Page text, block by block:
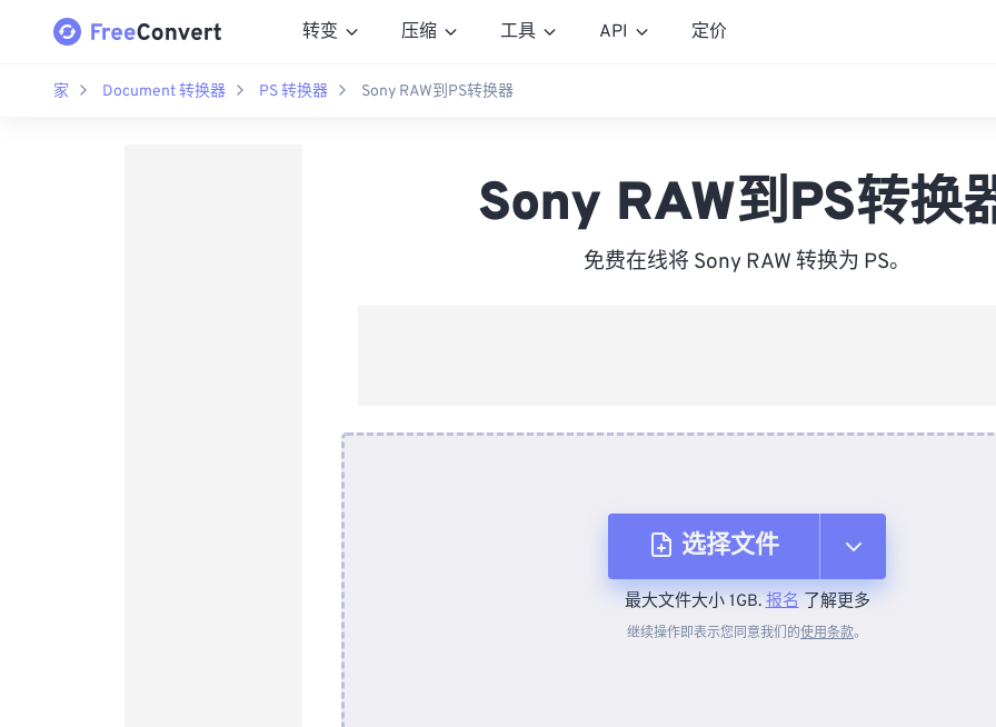
转变 压缩 工具 API 定价
家 Document 转换器 PS 转换器 Sony RAW到PS转换器
Sony RAW到PS转换
免费在线将 Sony RAW 转换为 PS。
选择文件
从设备
最大文件大小 1GB.报名了解更多
继续操作即表示您同意我们的使用条款。